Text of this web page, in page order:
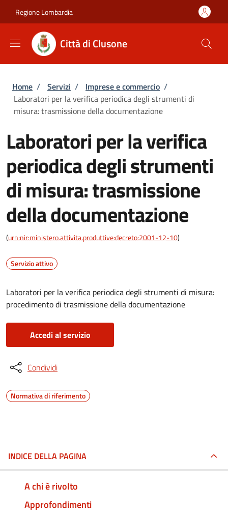
Regione Lombardia
Città di Clusone
Briciole di pane
Home / Servizi / Imprese e commercio /
Laboratori per la verifica periodica degli strumenti di
misura: trasmissione della documentazione
Laboratori per la verifica
periodica degli strumenti
di misura: trasmissione
della documentazione
(urn:nir:ministero.attivita.produttive:decreto:2001-12-10)
Servizio attivo
Laboratori per la verifica periodica degli strumenti di misura:
procedimento di trasmissione della documentazione
Accedi al servizio
Condividi
Normativa di riferimento
INDICE DELLA PAGINA
A chi è rivolto
Approfondimenti